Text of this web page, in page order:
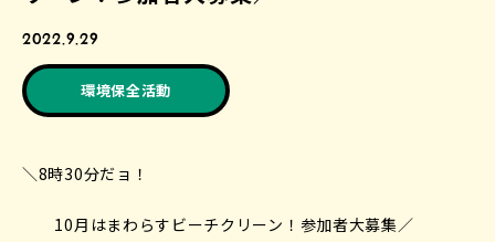
2022.9.29
環境保全活動
＼8時30分だョ！
10月はまわらすビーチクリーン！参加者大募集／